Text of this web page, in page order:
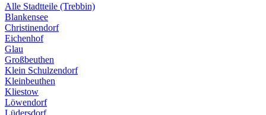
Alle Stadtteile (Trebbin)
Blankensee
Christinendorf
Eichenhof
Glau
Großbeuthen
Klein Schulzendorf
Kleinbeuthen
Kliestow
Löwendorf
Lüdersdorf